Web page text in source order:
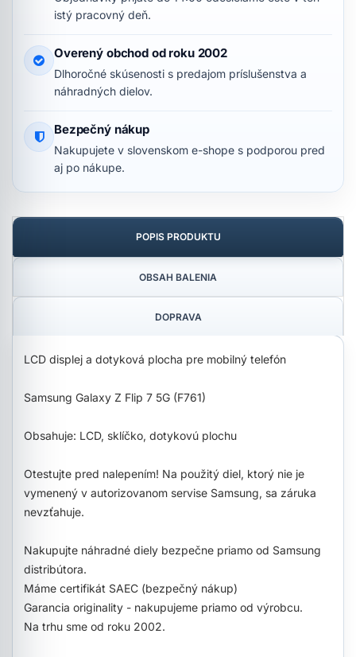
istý pracovný deň.
Overený obchod od roku 2002
Dlhoročné skúsenosti s predajom príslušenstva a
náhradných dielov.
Bezpečný nákup
Nakupujete v slovenskom e-shope s podporou pred
aj po nákupe.
POPIS PRODUKTU
OBSAH BALENIA
DOPRAVA
LCD displej a dotyková plocha pre mobilný telefón
Samsung Galaxy Z Flip 7 5G (F761)
Obsahuje: LCD, sklíčko, dotykovú plochu
Otestujte pred nalepením! Na použitý diel, ktorý nie je
vymenený v autorizovanom servise Samsung, sa záruka
nevzťahuje.
Nakupujte náhradné diely bezpečne priamo od Samsung
distribútora.
Máme certifikát SAEC (bezpečný nákup)
Garancia originality - nakupujeme priamo od výrobcu.
Na trhu sme od roku 2002.